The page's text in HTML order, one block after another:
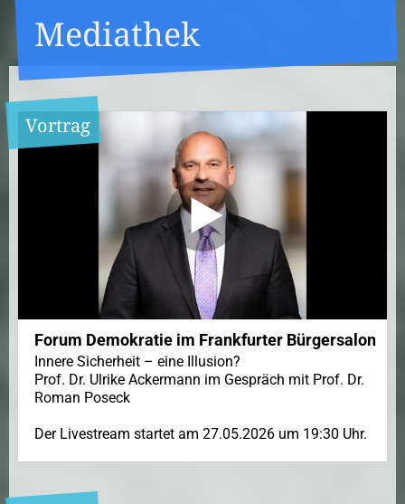
Mediathek
Vortrag
Forum Demokratie im Frankfurter Bürgersalon
Innere Sicherheit – eine Illusion?
Prof. Dr. Ulrike Ackermann im Gespräch mit Prof. Dr.
Roman Poseck
Der Livestream startet am 27.05.2026 um 19:30 Uhr.